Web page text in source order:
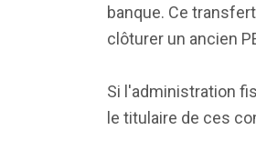
banque. Ce
clôturer un ancien
Si l'administration
le titulaire de ces